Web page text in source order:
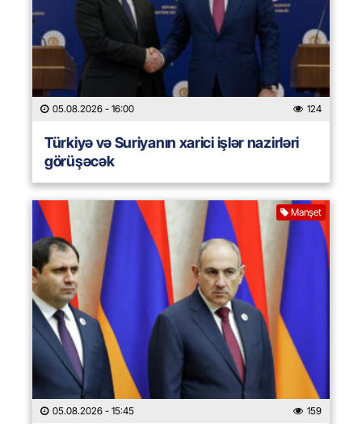
05.08.2026 - 16:00 124
Türkiyə və Suriyanın xarici işlər nazirləri
görüşəcək
Manşet
05.08.2026 - 15:45 159